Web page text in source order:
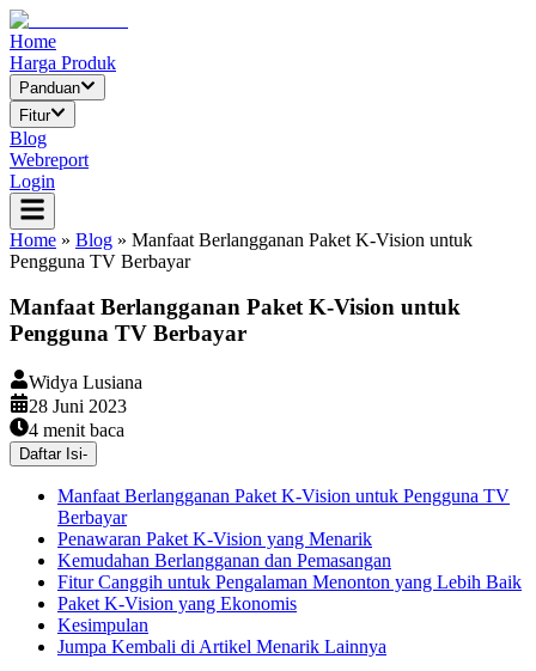
Home
Harga Produk
Panduan
Fitur
Blog
Webreport
Login
Home » Blog » Manfaat Berlangganan Paket K-Vision untuk
Pengguna TV Berbayar
Manfaat Berlangganan Paket K-Vision untuk
Pengguna TV Berbayar
Widya Lusiana
28 Juni 2023
4 menit baca
Daftar Isi-
Manfaat Berlangganan Paket K-Vision untuk Pengguna TV
Berbayar
Penawaran Paket K-Vision yang Menarik
Kemudahan Berlangganan dan Pemasangan
Fitur Canggih untuk Pengalaman Menonton yang Lebih Baik
Paket K-Vision yang Ekonomis
Kesimpulan
Jumpa Kembali di Artikel Menarik Lainnya